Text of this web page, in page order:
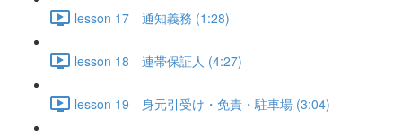
lesson 17 通知義務 (1:28)
lesson 18 連帯保証人 (4:27)
lesson 19 身元引受け・免責・駐車場 (3:04)